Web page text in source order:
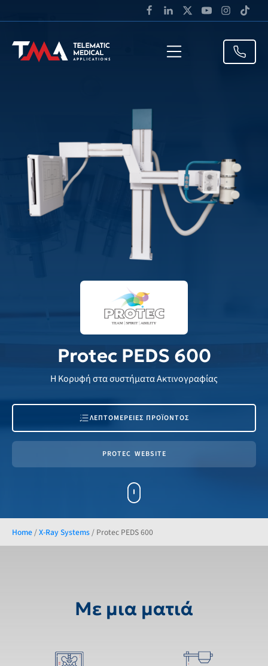
Protec PEDS 600
Η Κορυφή στα συστήματα Ακτινογραφίας
ΛΕΠΤΟΜΕΡΕΙΕΣ ΠΡΟΪΟΝΤΟΣ
PROTEC WEBSITE
Home/X-Ray Systems/ Protec PEDS 600
Με μια ματιά